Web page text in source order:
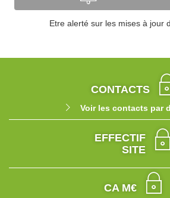
Etre alerté sur les mises à jour
CONTACTS
Voir les contacts par
EFFECTIF
SITE
CA M€